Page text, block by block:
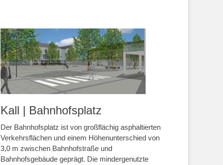
Kall | Bahnhofsplatz
Der Bahnhofsplatz ist von großflächig asphaltierten
Verkehrsflächen und einem Höhenunterschied von
3,0 m zwischen Bahnhofstraße und
Bahnhofsgebäude geprägt. Die mindergenutzte